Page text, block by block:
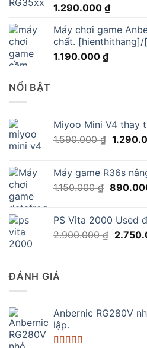
1.290.000 ₫
Máy chơi game
chất. [hienthithang]/
1.190.000 ₫
NỔI BẬT
Miyoo Mini V4 thay
1.590.000₫ Giá
Máy game R36s
1.150.000₫ Giá
PS Vita 2000 Used
2.900.000₫ Giá
ĐÁNH GIÁ
Anbernic RG280V
lập.